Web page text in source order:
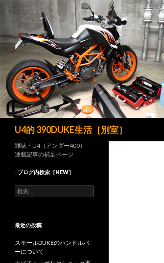
U4的 390DUKE生活［別室］
雑誌・U4（アンダー400）
連載記事の補足ページ
↓ブログ内検索［NEW］
検
索
最近の投稿
スモールDUKEのハンドルバ
ーについて